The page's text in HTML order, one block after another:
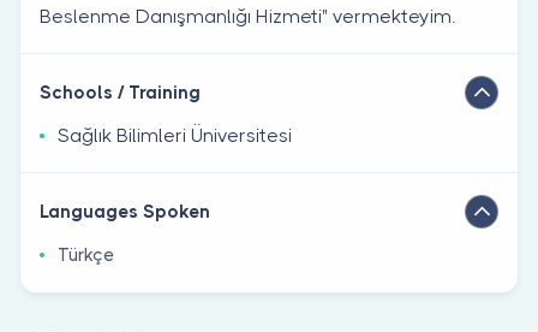
Beslenme Danışmanlığı Hizmeti" vermekteyim.
Schools / Training
Sağlık Bilimleri Üniversitesi
Languages Spoken
Türkçe